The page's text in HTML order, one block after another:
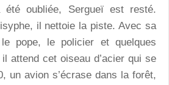
été oubliée, Sergueï est resté.
il nettoie la piste. Avec sa
pope, le policier et quelques
attend cet oiseau d’acier qui se
un avion s’écrase dans la forêt,